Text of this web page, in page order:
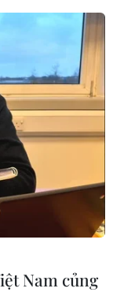
Nam củng